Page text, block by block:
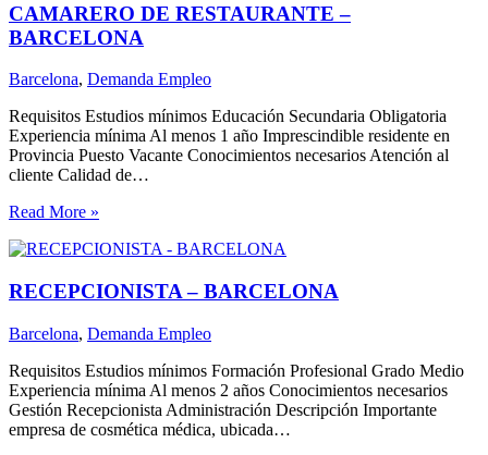
CAMARERO DE RESTAURANTE –
BARCELONA
Barcelona, Demanda Empleo
Requisitos Estudios mínimos Educación Secundaria Obligatoria
Experiencia mínima Al menos 1 año Imprescindible residente en
Provincia Puesto Vacante Conocimientos necesarios Atención al
cliente Calidad de…
Read More »
RECEPCIONISTA – BARCELONA
Barcelona, Demanda Empleo
Requisitos Estudios mínimos Formación Profesional Grado Medio
Experiencia mínima Al menos 2 años Conocimientos necesarios
Gestión Recepcionista Administración Descripción Importante
empresa de cosmética médica, ubicada…